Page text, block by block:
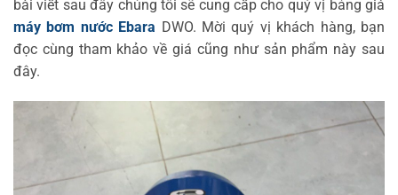
bài viết sau đây chúng tôi sẽ cung cấp cho quý vị bảng giá
máy bơm nước Ebara DWO. Mời quý vị khách hàng, bạn
đọc cùng tham khảo về giá cũng như sản phẩm này sau
đây.